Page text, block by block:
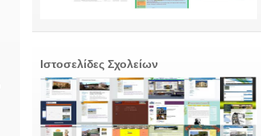
Ιστοσελίδες Σχολείων